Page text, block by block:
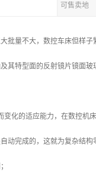
可售卖地
批量不大，数控车床但样
其特型面的反射镜片镜面玻
化的适应能力，在数控
动完成的，这就为复杂结